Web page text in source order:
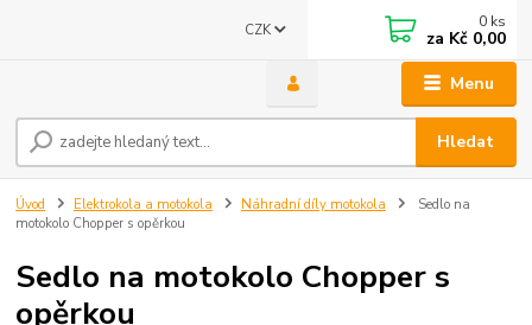
Menu
CZK
Hledat
0 ks
za Kč 0,00
Úvod Elektrokola a motokola Náhradní díly motokola
Sedlo na
motokolo Chopper s opěrkou
Sedlo na motokolo Chopper s
opěrkou